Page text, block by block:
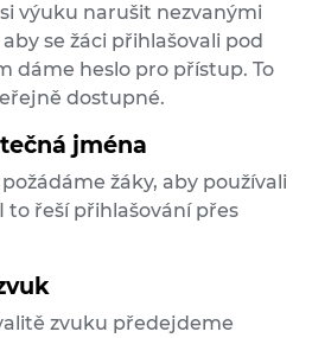
výuku narušit nezvanými
se žáci přihlašovali pod
dáme heslo pro přístup. To
dostupné.
jména
žáky, aby používali
to řeší přihlašování přes
zvuku předejdeme